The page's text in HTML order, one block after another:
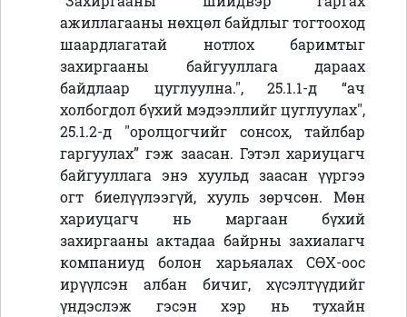
ажиллагааны нөхцөл байдлыг тогтооход
шаардлагатай нотлох баримтыг
захиргааны байгууллага дараах
байдлаар цуглуулна.", 25.1.1-д “ач
холбогдол бүхий мэдээллийг цуглуулах",
25.1.2-д "оролцогчийг сонсох, тайлбар
гаргуулах” гэж заасан. Гэтэл хариуцагч
байгууллага энэ хуульд заасан үүргээ
огт биелүүлээгүй, хууль зөрчсөн. Мөн
хариуцагч нь маргаан бүхий
захиргааны актадаа байрны захиалагч
компаниуд болон харьяалах СӨХ-оос
ирүүлсэн албан бичиг, хүсэлтүүдийг
үндэслэж гэсэн хэр нь тухайн